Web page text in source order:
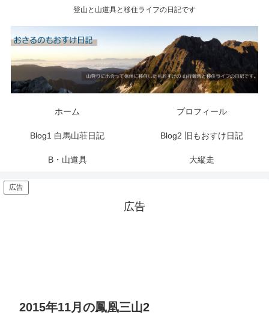
登山と山道具と移住ライフの日記です
ホーム プロフィール
Blog1 白馬山荘日記 Blog2 旧もおすけ日記
B・山道具 大縦走
広告
広告
2015年11月の鳳凰三山2